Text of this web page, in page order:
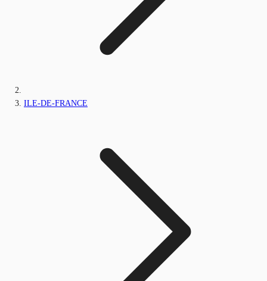
ILE-DE-FRANCE